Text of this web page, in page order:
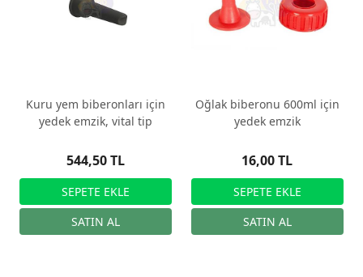
Kuru yem biberonları için
yedek emzik, vital tip
544,50 TL
Oğlak biberonu 600ml için
yedek emzik
16,00 TL